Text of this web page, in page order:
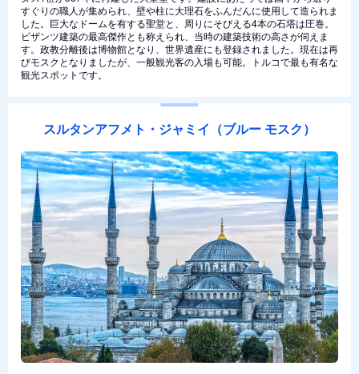
すぐりの職人が集められ、壁や柱に大理石をふんだんに使用して造られま
した。巨大なドームを有する聖堂と、周りにそびえる4本の石塔は圧巻。
ビザンツ建築の最高傑作とも称えられ、当時の建築技術の高さが伺えま
す。政教分離後は博物館となり、世界遺産にも登録されました。現在は再
びモスクとなりましたが、一般観光客の入場も可能。トルコで最も有名な
観光スポットです。
スルタンアフメト・ジャミイ（ブルー モスク）